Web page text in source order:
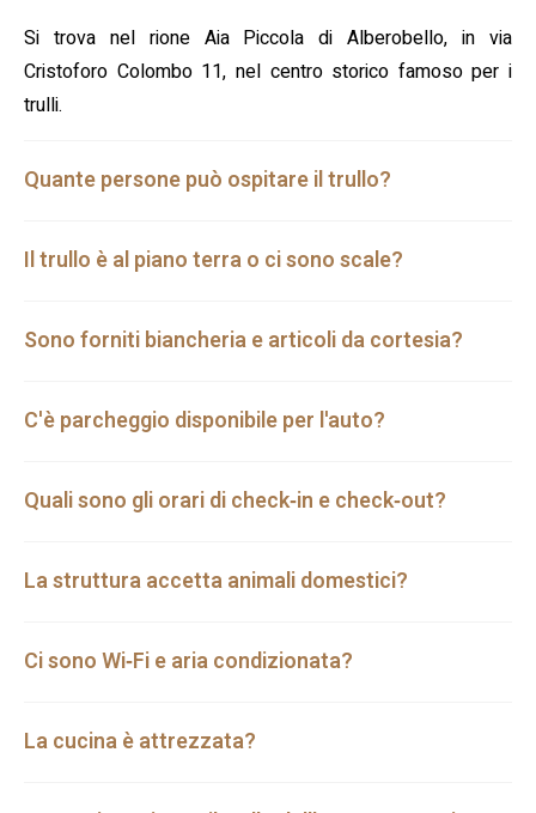
Si trova nel rione Aia Piccola di Alberobello, in via
Cristoforo Colombo 11, nel centro storico famoso per i
trulli.
Quante persone può ospitare il trullo?
Il trullo è al piano terra o ci sono scale?
Sono forniti biancheria e articoli da cortesia?
C'è parcheggio disponibile per l'auto?
Quali sono gli orari di check‑in e check‑out?
La struttura accetta animali domestici?
Ci sono Wi‑Fi e aria condizionata?
La cucina è attrezzata?